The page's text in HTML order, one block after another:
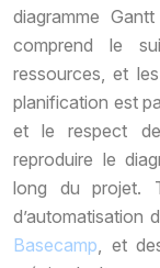
diagramme
comprend le
ressources, et
planification est
et le respect
reproduire le
long du projet.
d’automatisation
Basecamp , et